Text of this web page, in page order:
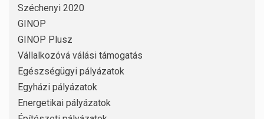
Széchenyi 2020
GINOP
GINOP Plusz
Vállalkozóvá válási támogatás
Egészségügyi pályázatok
Egyházi pályázatok
Energetikai pályázatok